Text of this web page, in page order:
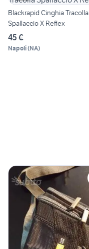
Blackrapid Cinghia Tracolla
Spallaccio X Reflex
45 €
Napoli(NA)